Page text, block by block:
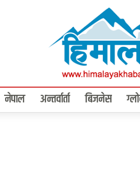
नेपाल अन्तर्वार्ता बिजनेस